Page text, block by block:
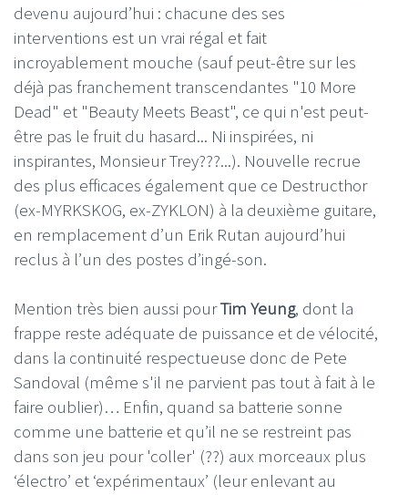
devenu aujourd’hui : chacune des ses
interventions est un vrai régal et fait
incroyablement mouche (sauf peut-être sur les
déjà pas franchement transcendantes "10 More
Dead" et "Beauty Meets Beast", ce qui n'est peut-
être pas le fruit du hasard... Ni inspirées, ni
inspirantes, Monsieur Trey???...). Nouvelle recrue
des plus efficaces également que ce Destructhor
(ex-MYRKSKOG, ex-ZYKLON) à la deuxième guitare,
en remplacement d’un Erik Rutan aujourd’hui
reclus à l’un des postes d’ingé-son.
Mention très bien aussi pourTim Yeung, dont la
frappe reste adéquate de puissance et de vélocité,
dans la continuité respectueuse donc de Pete
Sandoval (même s'il ne parvient pas tout à fait à le
faire oublier)… Enfin, quand sa batterie sonne
comme une batterie et qu’il ne se restreint pas
dans son jeu pour 'coller' (??) aux morceaux plus
‘électro’ et ‘expérimentaux’ (leur enlevant au